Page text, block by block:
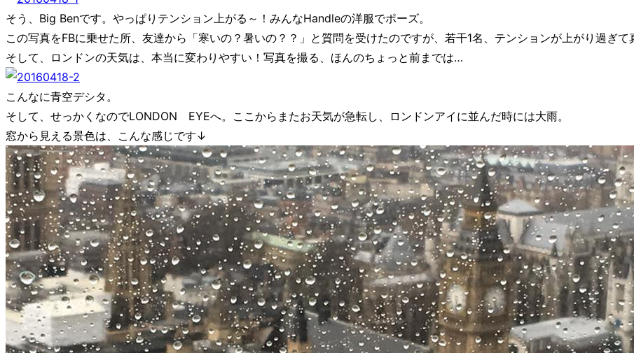
そう、Big Benです。やっぱりテンション上がる～！みんなHandleの洋服でポーズ。
この写真をFBに乗せた所、友達から「寒いの？暑いの？？」と質問を受けたのですが、若干1名、テンションが上がり過ぎて
そして、ロンドンの天気は、本当に変わりやすい！写真を撮る、ほんのちょっと前までは…
こんなに青空デシタ。
そして、せっかくなのでLONDON EYEへ。ここからまたお天気が急転し、ロンドンアイに並んだ時には大雨。
窓から見える景色は、こんな感じです↓